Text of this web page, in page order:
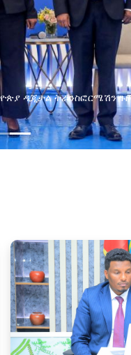
ዲጂታል ትራንስፎርሜሽን ጉዞ